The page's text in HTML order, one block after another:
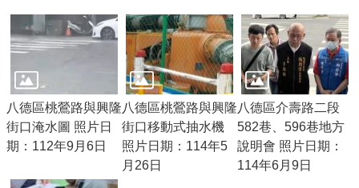
問
E
n
g
i
八德區桃鶯路與興隆
街口淹水圖 照片日
期：112年9月6日
八德區桃鶯路與興隆
街口移動式抽水機
照片日期：114年5
月26日
八德區介壽路二段
582巷、596巷地方
說明會 照片日期：
114年6月9日